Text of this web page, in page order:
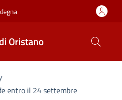
Oristano
entro il 24 settembre